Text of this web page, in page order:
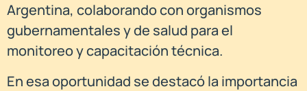
Argentina, colaborando con organismos
gubernamentales y de salud para el
monitoreo y capacitación técnica.
En esa oportunidad se destacó la importancia